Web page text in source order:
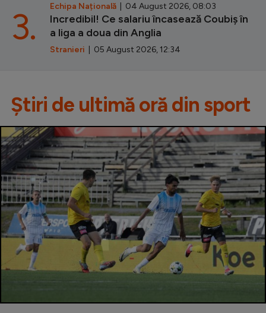
Echipa Națională | 04 August 2026, 08:03
Incredibil! Ce salariu încasează Coubiș în
a liga a doua din Anglia
Stranieri | 05 August 2026, 12:34
3.
Știri de ultimă oră din sport